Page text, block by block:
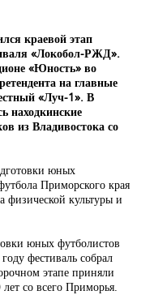
краевой этап
«Локобол-РЖД».
«Юность» во
на главные
«Луч-1». В
находкинские
из Владивостока со
юных
Приморского края
физической культуры и
юных футболистов
фестиваль собрал
этапе приняли
со всего Приморья.